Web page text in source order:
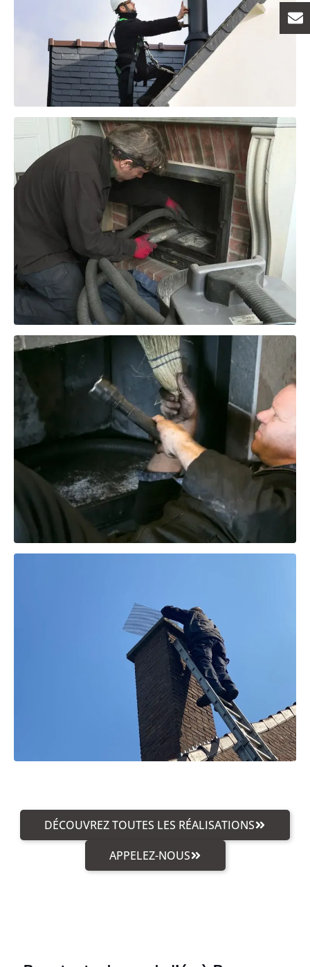
DÉCOUVREZ TOUTES LES RÉALISATIONS
APPELEZ-NOUS